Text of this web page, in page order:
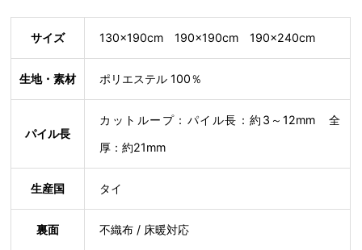
サイズ 130×190cm 190×190cm 190×240cm
生地・素材 ポリエステル 100％
パイル長
カットループ：パイル長：約3～12mm 全
厚：約21mm
生産国 タイ
裏面 不織布 / 床暖対応